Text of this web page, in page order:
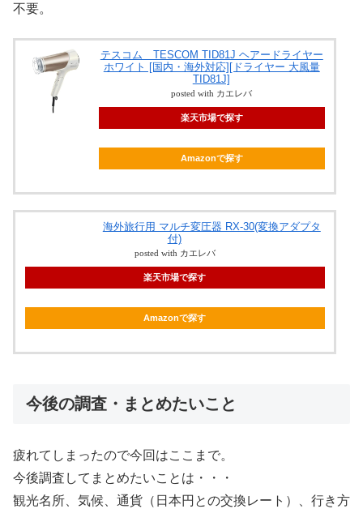
不要。
テスコム TESCOM TID81J ヘアードライヤー
ホワイト [国内・海外対応][ドライヤー 大風量
TID81J]
posted with カエレバ
楽天市場で探す
Amazonで探す
海外旅行用 マルチ変圧器 RX-30(変換アダプタ
付)
posted with カエレバ
楽天市場で探す
Amazonで探す
今後の調査・まとめたいこと
疲れてしまったので今回はここまで。
今後調査してまとめたいことは・・・
観光名所、気候、通貨（日本円との交換レート）、行き方